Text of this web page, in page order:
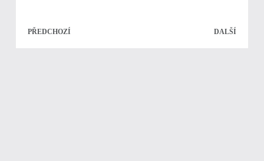
PŘEDCHOZÍ DALŠÍ